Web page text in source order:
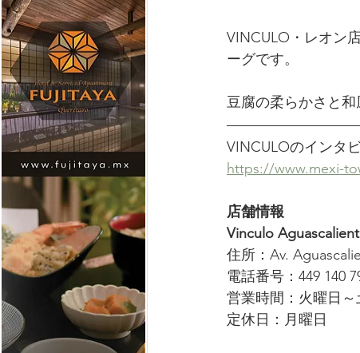
VINCULO・レオン
ーグです。
豆腐の柔らかさと和
VINCULOのインタ
https://www.mexi-
店舗情報
Vinculo
住所：Av.
電話番号：449 140
営業時間：火曜日～
定休日：月曜日